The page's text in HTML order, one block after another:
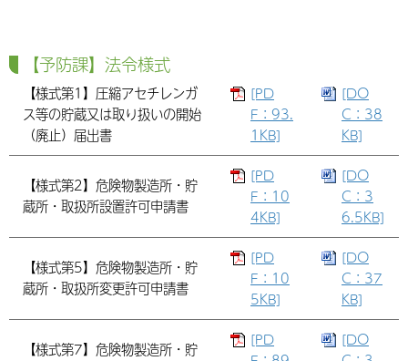
【予防課】法令様式
【様式第1】圧縮アセチレンガ
ス等の貯蔵又は取り扱いの開始
（廃止）届出書
[PD
F：93.
1KB]
[DO
C：38
KB]
【様式第2】危険物製造所・貯
蔵所・取扱所設置許可申請書
[PD
F：10
4KB]
[DO
C：3
6.5KB]
【様式第5】危険物製造所・貯
蔵所・取扱所変更許可申請書
[PD
F：10
5KB]
[DO
C：37
KB]
【様式第7】危険物製造所・貯
[PD
[DO